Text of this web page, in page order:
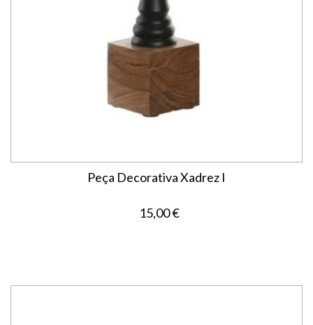
Peça Decorativa Xadrez I
15,00 €